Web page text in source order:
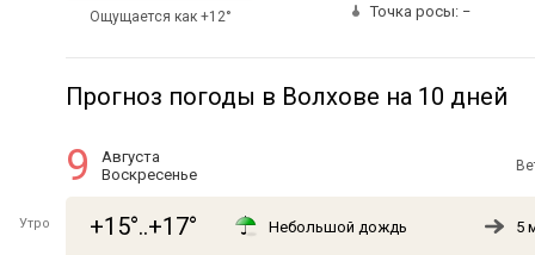
Ощущается как +12°
Точка росы: −
Прогноз погоды в Волхове на 10 дней
9
Августа
Воскресенье
Утро +15°..+17° Небольшой дождь 5